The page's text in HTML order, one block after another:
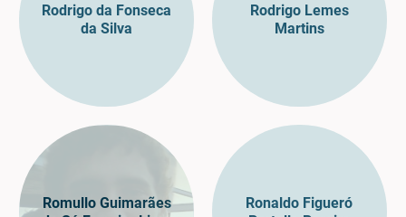
Rodrigo da Fonseca
da Silva
Rodrigo Lemes
Martins
Romullo Guimarães
Ronaldo Figueró